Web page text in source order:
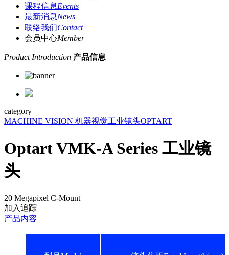
课程信息Events
最新消息News
联络我们Contact
会员中心Member
Product Introduction 产品信息
category
MACHINE VISION 机器视觉工业镜头OPTART
Optart VMK-A Series 工业镜
头
20 Megapixel C-Mount
加入追踪
产品内容